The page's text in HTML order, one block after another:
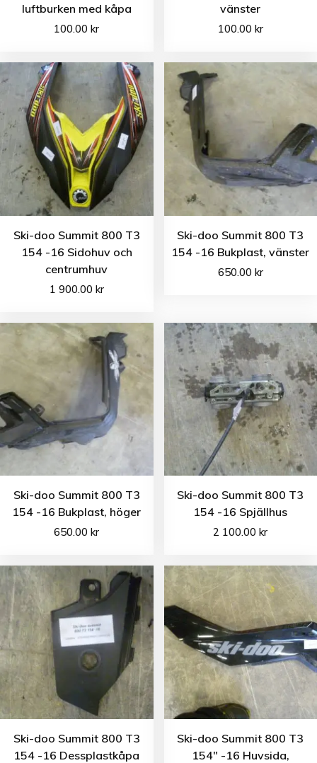
luftburken med kåpa
100.00kr
vänster
100.00 kr
Ski-doo Summit 800 T3
154 -16 Sidohuv och
centrumhuv
1 900.00 kr
Ski-doo Summit 800 T3
154 -16 Bukplast, vänster
650.00 kr
Ski-doo Summit 800 T3
154 -16 Bukplast, höger
650.00kr
Ski-doo Summit 800 T3
154 -16 Spjällhus
2 100.00kr
Ski-doo Summit 800 T3
154 -16 Dessplastkåpa
Ski-doo Summit 800 T3
154″ -16 Huvsida,